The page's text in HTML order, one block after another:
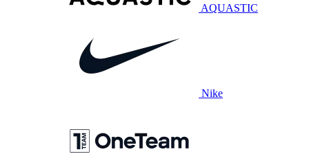
AQUASTIC
Nike